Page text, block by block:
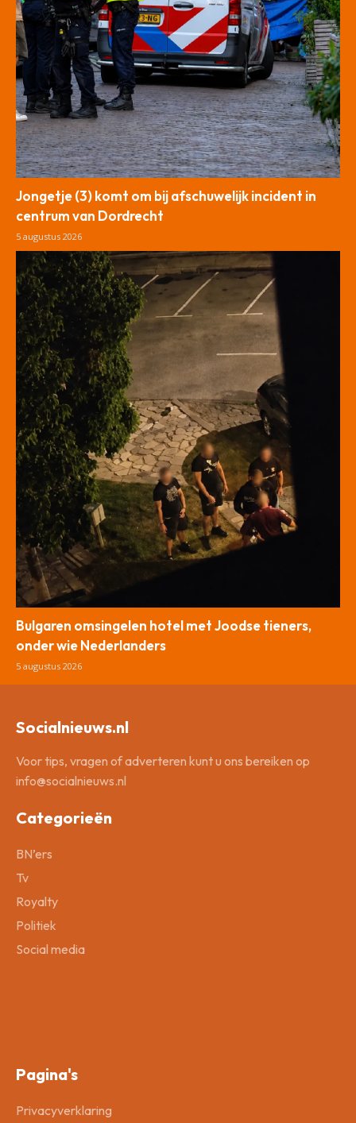
Jongetje (3) komt om bij afschuwelijk incident in
centrum van Dordrecht
5 augustus 2026
Bulgaren omsingelen hotel met Joodse tieners,
onder wie Nederlanders
5 augustus 2026
Socialnieuws.nl
Voor tips, vragen of adverteren kunt u ons bereiken op
info@socialnieuws.nl
Categorieën
BN’ers
Tv
Royalty
Politiek
Social media
Pagina's
Privacyverklaring